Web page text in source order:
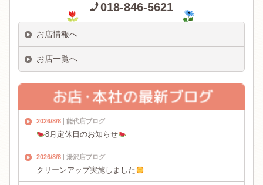
018-846-5621
お店情報へ
お店一覧へ
2026/8/8 能代店ブログ
8月定休日のお知らせ
2026/8/8 湯沢店ブログ
クリーンアップ実施しました